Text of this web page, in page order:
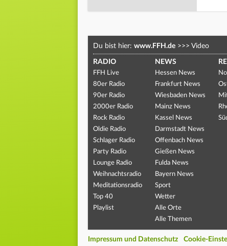
Du bist hier: www.FFH.de >>> Video
RADIO
FFH Live
80er Radio
90er Radio
2000er Radio
Rock Radio
Oldie Radio
Schlager Radio
Party Radio
Lounge Radio
Weihnachtsradio
Meditationsradio
Top 40
Playlist
NEWS
Hessen News
Frankfurt News
Wiesbaden News
Mainz News
Kassel News
Darmstadt News
Offenbach News
Gießen News
Fulda News
Bayern News
Sport
Wetter
Alle Orte
Alle Themen
Impressum und Datenschutz Cookie-